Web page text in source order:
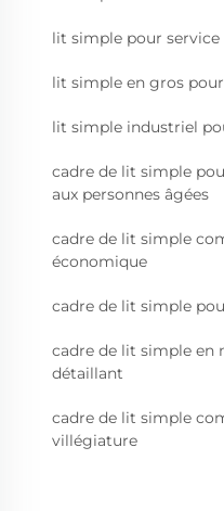
lit simple pour
lit simple en gros
lit simple industriel
cadre de lit simple
aux personnes âgées
cadre de lit simple
économique
cadre de lit simple
cadre de lit simple en
détaillant
cadre de lit simple
villégiature